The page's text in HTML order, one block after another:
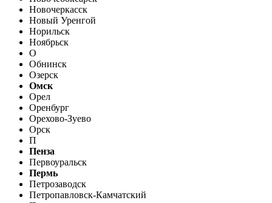
Новочеркасск
Новый Уренгой
Норильск
Ноябрьск
О
Обнинск
Озерск
Омск
Орел
Оренбург
Орехово-Зуево
Орск
П
Пенза
Первоуральск
Пермь
Петрозаводск
Петропавловск-Камчатский